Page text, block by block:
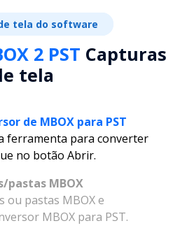
tela do software
2 PST Capturas
tela
de MBOX para PST
ferramenta para converter
no botão Abrir.
pastas MBOX
ou pastas MBOX e
MBOX para PST.